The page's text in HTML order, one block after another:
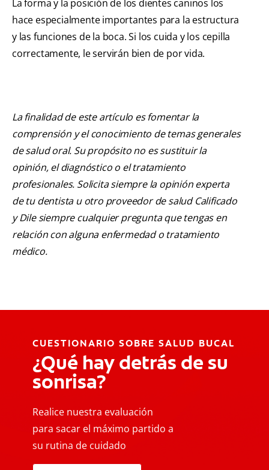
La forma y la posición de los dientes caninos los
hace especialmente importantes para la estructura
y las funciones de la boca. Si los cuida y los cepilla
correctamente, le servirán bien de por vida.
La finalidad de este artículo es fomentar la
comprensión y el conocimiento de temas generales
de salud oral. Su propósito no es sustituir la
opinión, el diagnóstico o el tratamiento
profesionales. Solicita siempre la opinión experta
de tu dentista u otro proveedor de salud Calificado
y Dile siempre cualquier pregunta que tengas en
relación con alguna enfermedad o tratamiento
médico.
CUESTIONARIO SOBRE SALUD BUCAL
¿Qué hay detrás de su
sonrisa?
Realice nuestra evaluación
para sacar el máximo partido a
su rutina de cuidado